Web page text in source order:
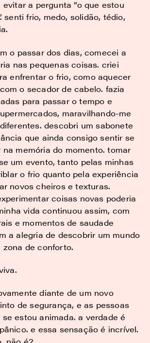
a pergunta “o que estou
senti frio, medo, solidão, tédio,
o passar dos dias, comecei a
nas pequenas coisas. criei
enfrentar o frio, como aquecer
o secador de cabelo. fazia
para passar o tempo e
maravilhando-me
descobri um sabonete
que ainda consigo sentir se
memória do momento. tomar
um evento, tanto pelas minhas
o frio quanto pela experiência
novos cheiros e texturas.
coisas novas poderia
vida continuou assim, com
e momentos de saudade
a alegria de descobrir um mundo
zona de conforto.
diante de um novo
de segurança, e as pessoas
estou animada. a verdade é
e essa sensação é incrível.